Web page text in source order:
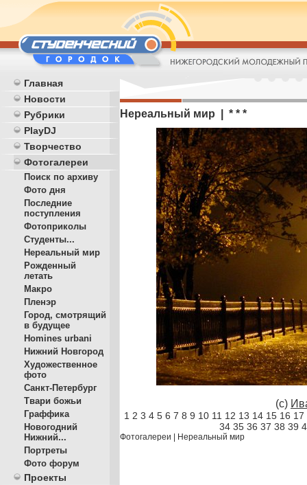
Главная
Новости
Рубрики
PlayDJ
Творчество
Фотогалереи
Поиск по архиву
Фото дня
Последние
поступления
Фотоприколы
Студенты...
Нереальный мир
Рожденный
летать
Макро
Пленэр
Город, смотрящий
в будущее
Homines urbani
Нижний Новгород
Художественное
фото
Санкт-Петербург
Твари божьи
Граффика
Новогодний
Нижний...
Портреты
Фото форум
Проекты
Нереальный мир | * * *
(c)
1 2 3 4 5 6 7 8 9 10 11 12 13 14 15 16 17
34 35 36 37 38 39
Фотогалереи Нереальный мир